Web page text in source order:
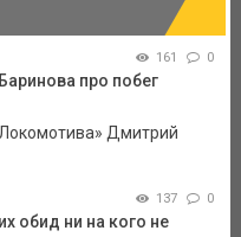
161 0
про побег
Дмитрий
137 0
обид ни на кого не